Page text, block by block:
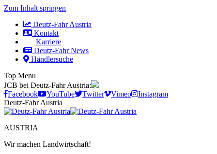
Zum Inhalt springen
Deutz-Fahr Austria
Kontakt
Karriere
Deutz-Fahr News
Händlersuche
Top Menu
JCB bei Deutz-Fahr Austria:
Facebook
YouTube Twitter Vimeo
Instagram
Deutz-Fahr Austria
AUSTRIA
Wir machen Landwirtschaft!